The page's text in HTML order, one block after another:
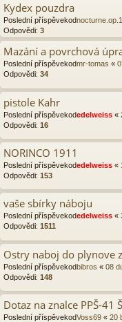
Kydex pouzdra
Poslední příspěvekod
Odpovědi: 3
Mazání a povrchová
Poslední příspěvekodmr-tomas «
Odpovědi: 34
pistole Kahr
Poslední příspěvekodedelweiss «
Odpovědi: 16
NORINCO 1911
Poslední příspěvekodedelweiss «
Odpovědi: 153
vaše sbírky náboju
Poslední příspěvekodedelweiss «
Odpovědi: 1511
Ostry naboj do plynove
Poslední příspěvekodbibros « 08
Odpovědi: 148
Dotaz na znalce PPŠ-41
Poslední příspěvekodVoss69 « 20